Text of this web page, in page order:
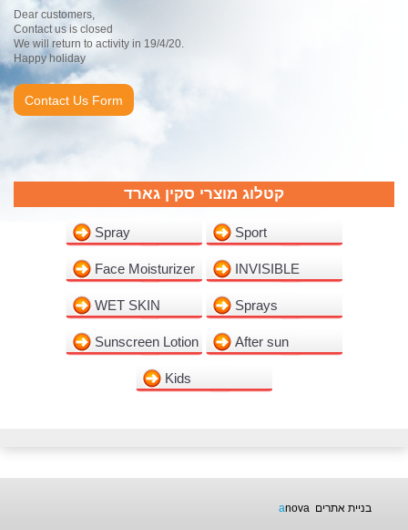
Dear customers,
Contact us is closed
We will return to activity in 19/4/20.
Happy holiday
Contact Us Form
קטלוג מוצרי סקין גארד
Spray Sport
Face Moisturizer INVISIBLE
WET SKIN Sprays
Sunscreen Lotion After sun
Kids
anova בניית אתרים